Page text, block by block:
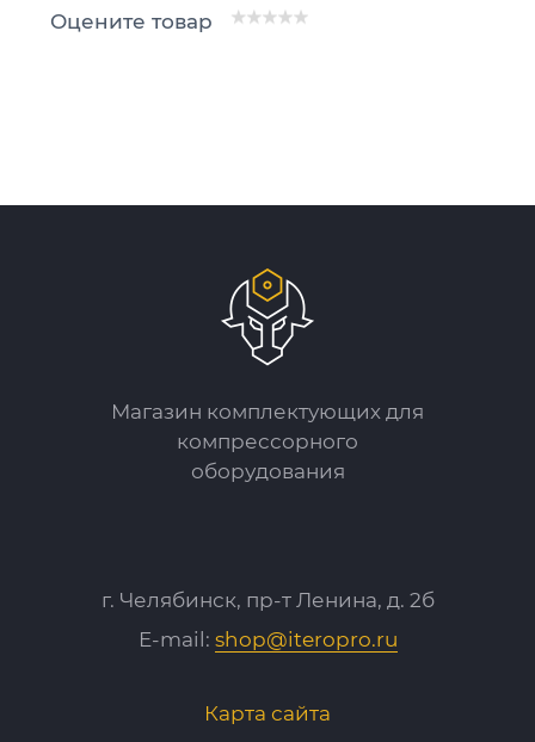
Оцените товар
Магазин комплектующих для
компрессорного
оборудования
г. Челябинск, пр-т Ленина, д. 2б
E-mail: shop@iteropro.ru
Карта сайта